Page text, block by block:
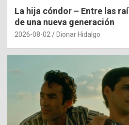
La hija cóndor – Entre las
de una nueva generación
2026-08-02 Dionar Hidalgo